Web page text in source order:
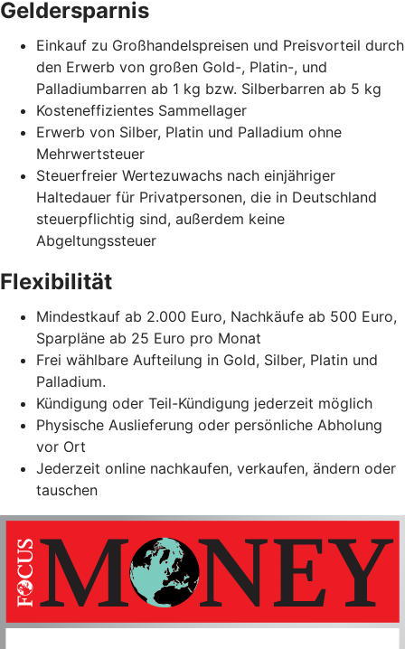
Geldersparnis
Einkauf zu Großhandelspreisen und Preisvorteil durch
den Erwerb von großen Gold-, Platin-, und
Palladiumbarren ab 1 kg bzw. Silberbarren ab 5 kg
Kosteneffizientes Sammellager
Erwerb von Silber, Platin und Palladium ohne
Mehrwertsteuer
Steuerfreier Wertezuwachs nach einjähriger
Haltedauer für Privatpersonen, die in Deutschland
steuerpflichtig sind, außerdem keine
Abgeltungssteuer
Flexibilität
Mindestkauf ab 2.000 Euro, Nachkäufe ab 500 Euro,
Sparpläne ab 25 Euro pro Monat
Frei wählbare Aufteilung in Gold, Silber, Platin und
Palladium.
Kündigung oder Teil-Kündigung jederzeit möglich
Physische Auslieferung oder persönliche Abholung
vor Ort
Jederzeit online nachkaufen, verkaufen, ändern oder
tauschen